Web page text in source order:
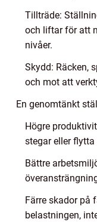
Tillträde:
och liftar för att
nivåer.
Skydd: Räcken,
och mot att
En genomtänkt
Högre
stegar eller
Bättre
Färre skador på
belastningen,